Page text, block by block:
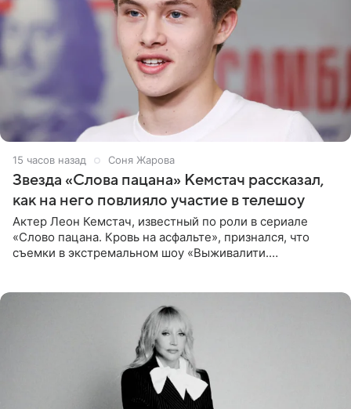
15 часов назад Соня Жарова
Звезда «Слова пацана» Кемстач рассказал,
как на него повлияло участие в телешоу
Актер Леон Кемстач, известный по роли в сериале
«Слово пацана. Кровь на асфальте», признался, что
съемки в экстремальном шоу «Выживалити.